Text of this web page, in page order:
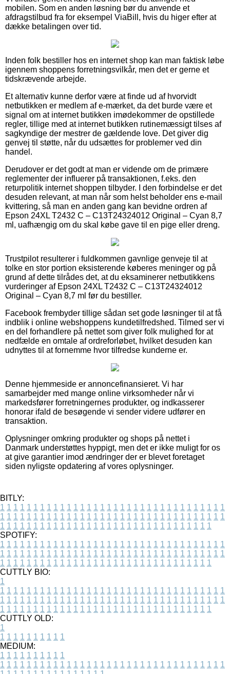
mobilen. Som en anden løsning bør du anvende et
afdragstilbud fra for eksempel ViaBill, hvis du higer efter at
dække betalingen over tid.
Inden folk bestiller hos en internet shop kan man faktisk løbe
igennem shoppens forretningsvilkår, men det er gerne et
tidskrævende arbejde.
Et alternativ kunne derfor være at finde ud af hvorvidt
netbutikken er medlem af e-mærket, da det burde være et
signal om at internet butikken imødekommer de opstillede
regler, tillige med at internet butikken rutinemæssigt tilses af
sagkyndige der mestrer de gældende love. Det giver dig
genvej til støtte, når du udsættes for problemer ved din
handel.
Derudover er det godt at man er vidende om de primære
reglementer der influerer på transaktionen, f.eks. den
returpolitik internet shoppen tilbyder. I den forbindelse er det
desuden relevant, at man når som helst beholder ens e-mail
kvittering, så man en anden gang kan bevidne ordren af
Epson 24XL T2432 C – C13T24324012 Original – Cyan 8,7
ml, uafhængig om du skal købe gave til en pige eller dreng.
Trustpilot resulterer i fuldkommen gavnlige genveje til at
tolke en stor portion eksisterende køberes meninger og på
grund af dette tilrådes det, at du eksaminerer netbutikkens
vurderinger af Epson 24XL T2432 C – C13T24324012
Original – Cyan 8,7 ml før du bestiller.
Facebook frembyder tillige sådan set gode løsninger til at få
indblik i online webshoppens kundetilfredshed. Tilmed ser vi
en del forhandlere på nettet som giver folk mulighed for at
nedfælde en omtale af ordreforløbet, hvilket desuden kan
udnyttes til at fornemme hvor tilfredse kunderne er.
Denne hjemmeside er annoncefinansieret. Vi har
samarbejder med mange online virksomheder når vi
markedsfører forretningernes produkter, og indkasserer
honorar ifald de besøgende vi sender videre udfører en
transaktion.
Oplysninger omkring produkter og shops på nettet i
Danmark understøttes hyppigt, men det er ikke muligt for os
at give garantier imod ændringer der er blevet foretaget
siden nyligste opdatering af vores oplysninger.
BITLY:
1 1 1 1 1 1 1 1 1 1 1 1 1 1 1 1 1 1 1 1 1 1 1 1 1 1 1 1 1 1 1 1 1 1
1 1 1 1 1 1 1 1 1 1 1 1 1 1 1 1 1 1 1 1 1 1 1 1 1 1 1 1 1 1 1 1 1 1
1 1 1 1 1 1 1 1 1 1 1 1 1 1 1 1 1 1 1 1 1 1 1 1 1 1 1 1 1 1 1 1
SPOTIFY:
1 1 1 1 1 1 1 1 1 1 1 1 1 1 1 1 1 1 1 1 1 1 1 1 1 1 1 1 1 1 1 1 1 1
1 1 1 1 1 1 1 1 1 1 1 1 1 1 1 1 1 1 1 1 1 1 1 1 1 1 1 1 1 1 1 1 1 1
1 1 1 1 1 1 1 1 1 1 1 1 1 1 1 1 1 1 1 1 1 1 1 1 1 1 1 1 1 1 1 1
CUTTLY BIO:
1
1 1 1 1 1 1 1 1 1 1 1 1 1 1 1 1 1 1 1 1 1 1 1 1 1 1 1 1 1 1 1 1 1 1
1 1 1 1 1 1 1 1 1 1 1 1 1 1 1 1 1 1 1 1 1 1 1 1 1 1 1 1 1 1 1 1 1 1
1 1 1 1 1 1 1 1 1 1 1 1 1 1 1 1 1 1 1 1 1 1 1 1 1 1 1 1 1 1 1 1
CUTTLY OLD:
1
1 1 1 1 1 1 1 1 1 1
MEDIUM:
1 1 1 1 1 1 1 1 1 1
1 1 1 1 1 1 1 1 1 1 1 1 1 1 1 1 1 1 1 1 1 1 1 1 1 1 1 1 1 1 1 1 1 1